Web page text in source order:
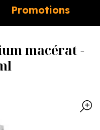
Promotions
macérat -